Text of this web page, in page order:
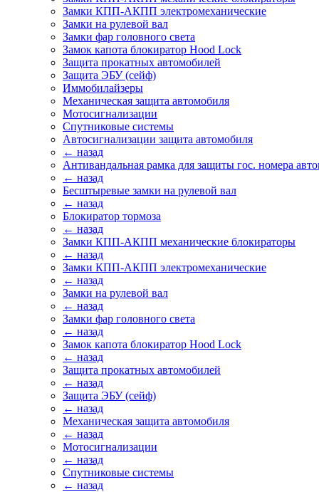
Замки КПП-АКПП электромеханические
Замки на рулевой вал
Замки фар головного света
Замок капота блокиратор Hood Lock
Защита прокатных автомобилей
Защита ЭБУ (сейф)
Иммобилайзеры
Механическая защита автомобиля
Мотосигнализации
Спутниковые системы
Автосигнализации защита автомобиля
← назад
Антивандальная рамка для защиты гос. номера
← назад
Бесштыревые замки на рулевой вал
← назад
Блокиратор тормоза
← назад
Замки КПП-АКПП механические блокираторы
← назад
Замки КПП-АКПП электромеханические
← назад
Замки на рулевой вал
← назад
Замки фар головного света
← назад
Замок капота блокиратор Hood Lock
← назад
Защита прокатных автомобилей
← назад
Защита ЭБУ (сейф)
← назад
Механическая защита автомобиля
← назад
Мотосигнализации
← назад
Спутниковые системы
← назад